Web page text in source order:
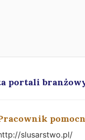
portali
slusarstwo.pl/